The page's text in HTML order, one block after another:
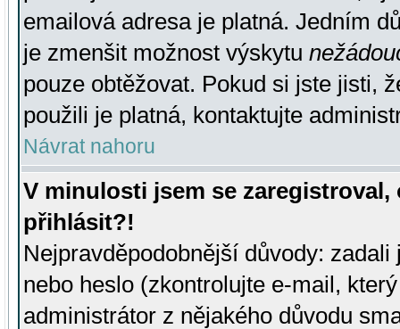
emailová adresa je platná. Jedním
je zmenšit možnost výskytu
pouze obtěžovat. Pokud si jste jisti,
použili je platná, kontaktujte
Návrat nahoru
V minulosti jsem se
přihlásit?!
Nejpravděpodobnější důvody:
nebo heslo (zkontrolujte e-mail,
administrátor z nějakého důvodu